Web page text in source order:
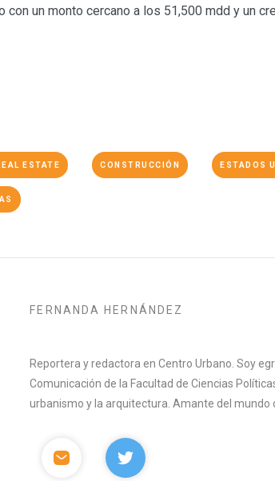
con un monto cercano a los 51,500 mdd y un
ESTATE CONSTRUCCIÓN ESTADOS
FERNANDA HERNÁNDEZ
Reportera y redactora en Centro Urbano. Soy
Comunicación de la Facultad de Ciencias
urbanismo y la arquitectura. Amante del mundo